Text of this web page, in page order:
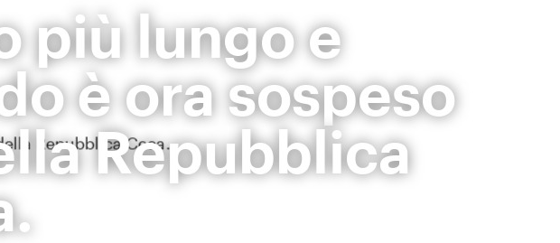
più lungo e
è ora sospeso
Repubblica